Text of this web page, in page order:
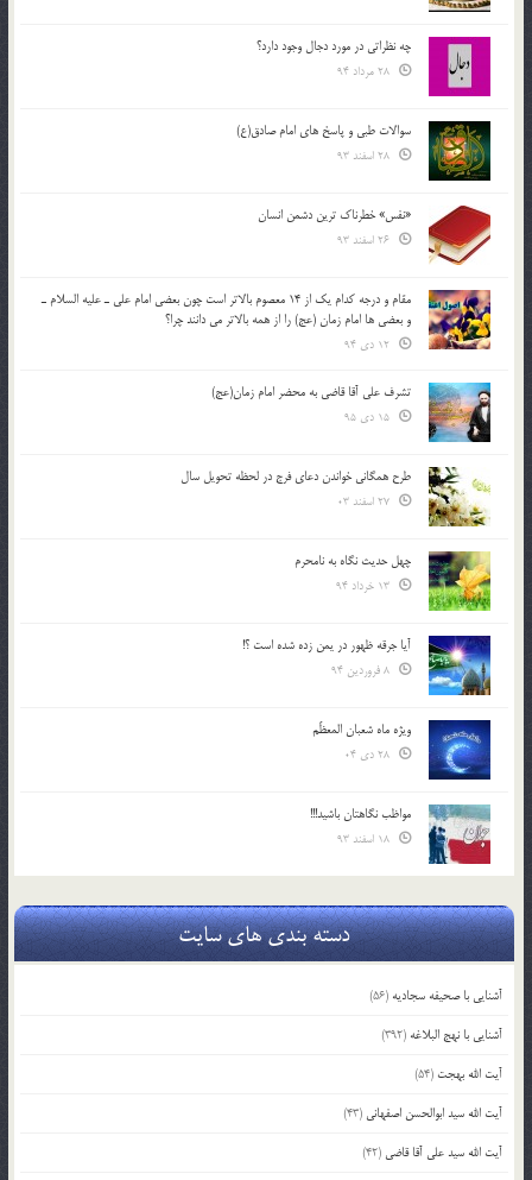
چه نظراتی در مورد دجال وجود دارد؟
سوالات طبی و پاسخ های امام صادق(ع)
«نفس» خطرناک ترین دشمن انسان
مقام و درجه كدام يك از 14 معصوم بالاتر است چون بعضي امام علي ـ عليه السلام ـ
و بعضي ها امام زمان (عج) را از همه بالاتر مي دانند چرا؟
تشرف علي آقا قاضي به محضر امام زمان(عج)
طرح همگانی خواندن دعای فرج در لحظه تحویل سال
چهل حدیث نگاه به نامحرم
آیا جرقه ظهور در یمن زده شده است ؟!
ویژه ماه شعبان المعظّم
مواظب نگاهتان باشید!!!
دسته بندی های سایت
آشنایی با صحیفه سجادیه (56)
آشنایی با نهج البلاغه (392)
آیت الله بهجت (54)
آیت الله سید ابوالحسن اصفهانی (43)
آیت الله سید علی آقا قاضی (42)